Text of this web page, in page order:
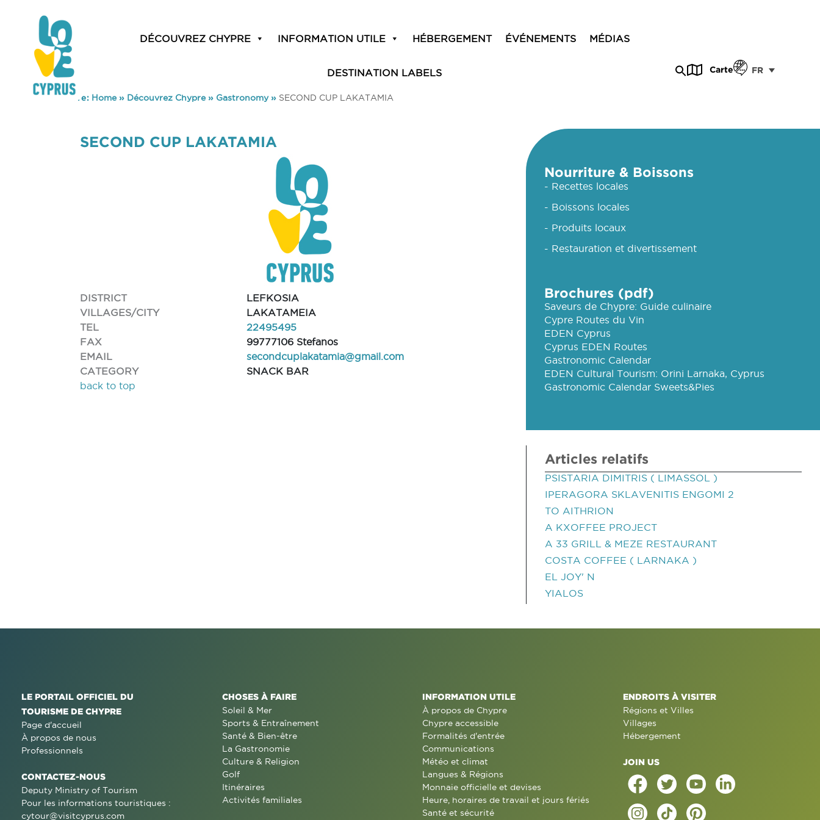
DÉCOUVREZ CHYPRE INFORMATION UTILE HÉBERGEMENT ÉVÉNEMENTS MÉDIAS
DESTINATION LABELS Carte FR
You are here: Home» Découvrez Chypre» Gastronomy» SECOND CUP LAKATAMIA
SECOND CUP LAKATAMIA
DISTRICT
LEFKOSIA
VILLAGES/CITY
LAKATAMEIA
TEL
22495495
FAX
99777106 Stefanos
EMAIL
secondcuplakatamia@gmail.com
CATEGORY
SNACK BAR
back to top
Nourriture & Boissons
- Recettes locales
- Boissons locales
- Produits locaux
- Restauration et divertissement
Brochures (pdf)
Saveurs de Chypre: Guide culinaire
Cypre Routes du Vin
EDEN Cyprus
Cyprus EDEN Routes
Gastronomic Calendar
EDEN Cultural Tourism: Orini Larnaka, Cyprus
Gastronomic Calendar Sweets&Pies
Articles relatifs
PSISTARIA DIMITRIS ( LIMASSOL )
IPERAGORA SKLAVENITIS ENGOMI 2
TO AITHRION
A KXOFFEE PROJECT
A 33 GRILL & MEZE RESTAURANT
COSTA COFFEE ( LARNAKA )
EL JOY' N
YIALOS
LE PORTAIL OFFICIEL DU
TOURISME DE CHYPRE
Page d'accueil
À propos de nous
Professionnels
CONTACTEZ-NOUS
Deputy Ministry of Tourism
Pour les informations touristiques :
cytour@visitcyprus.com
CHOSES À FAIRE
Soleil & Mer
Sports & Entraînement
Santé & Bien-être
La Gastronomie
Culture & Religion
Golf
Itinéraires
Activités familiales
INFORMATION UTILE
À propos de Chypre
Chypre accessible
Formalités d'entrée
Communications
Météo et climat
Langues & Régions
Monnaie officielle et devises
Heure, horaires de travail et jours fériés
Santé et sécurité
ENDROITS À VISITER
Régions et Villes
Villages
Hébergement
JOIN US